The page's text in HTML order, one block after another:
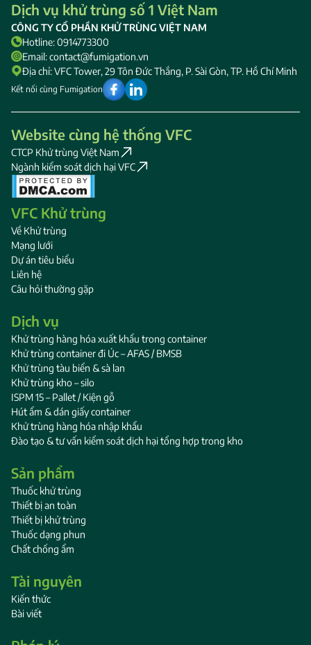
Dịch vụ khử trùng số 1 Việt Nam
CÔNG TY CỔ PHẦN KHỬ TRÙNG VIỆT NAM
Hotline: 0914773300
Email: contact@fumigation.vn
Địa chỉ: VFC Tower, 29 Tôn Đức Thắng, P. Sài Gòn, TP. Hồ Chí Minh
Kết nối cùng Fumigation
Website cùng hệ thống VFC
CTCP Khử trùng Việt Nam
Ngành kiểm soát dịch hại VFC
VFC Khử trùng
Về Khử trùng
Mạng lưới
Dự án tiêu biểu
Liên hệ
Câu hỏi thường gặp
Dịch vụ
Khử trùng hàng hóa xuất khẩu trong container
Khử trùng container đi Úc – AFAS / BMSB
Khử trùng tàu biển & sà lan
Khử trùng kho – silo
ISPM 15 – Pallet / Kiện gỗ
Hút ẩm & dán giấy container
Khử trùng hàng hóa nhập khẩu
Đào tạo & tư vấn kiểm soát dịch hại tổng hợp trong kho
Sản phẩm
Thuốc khử trùng
Thiết bị an toàn
Thiết bị khử trùng
Thuốc dạng phun
Chất chống ẩm
Tài nguyên
Kiến thức
Bài viết